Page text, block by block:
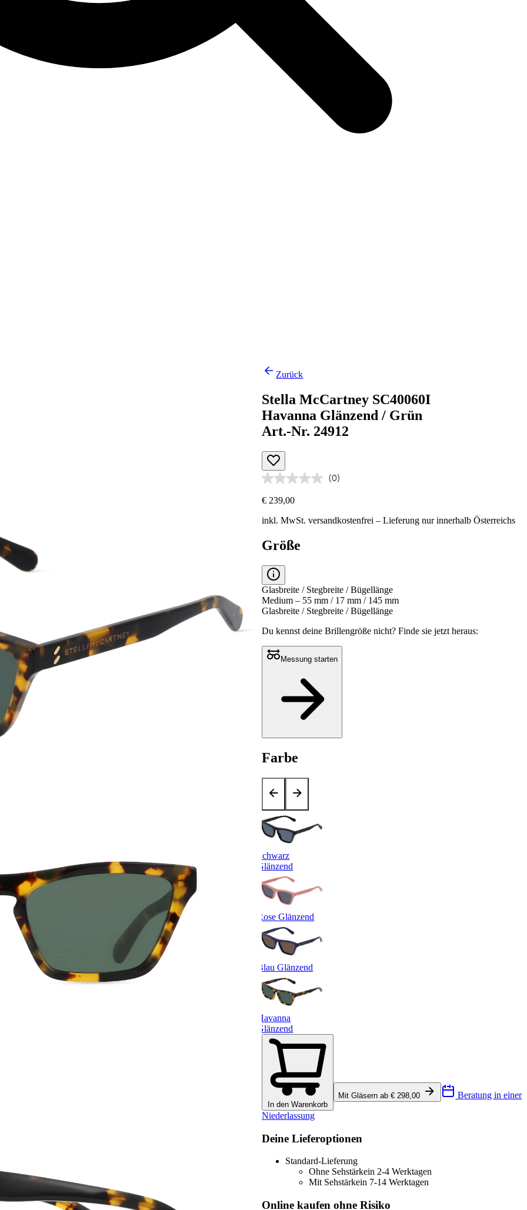
Zurück
Stella McCartney SC40060I
Havanna Glänzend / Grün
Art.-Nr. 24912
(0)
€ 239,00
inkl. MwSt.versandkostenfrei – Lieferung nur innerhalb Österreichs
Größe
Glasbreite / Stegbreite / Bügellänge
Medium – 55 mm / 17 mm / 145 mm
Glasbreite / Stegbreite / Bügellänge
Du kennst deine Brillengröße nicht?Finde sie jetzt heraus:
Messung starten
Farbe
Schwarz
Glänzend
Rose Glänzend
Blau Glänzend
Havanna
Glänzend
In den Warenkorb
Mit Gläsern ab € 298,00 Beratung in einer
Niederlassung
Deine Lieferoptionen
Standard-Lieferung
Ohne Sehstärkein 2-4 Werktagen
Mit Sehstärkein 7-14 Werktagen
Online kaufen ohne Risiko